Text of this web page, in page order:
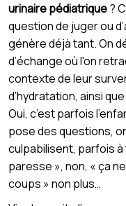
urinaire pédiatrique?
question de juger ou
génère déjà tant. On
d’échange où l'on
contexte de leur
d’hydratation, ainsi
Oui, c’est parfois
pose des questions,
culpabilisent, parfois à
paresse », non, « ça
coups » non plus…